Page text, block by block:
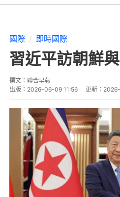
國際 即時國際
習近平訪朝鮮
撰文： 聯合早報
出版： 2026-06-09 11:56 更新：